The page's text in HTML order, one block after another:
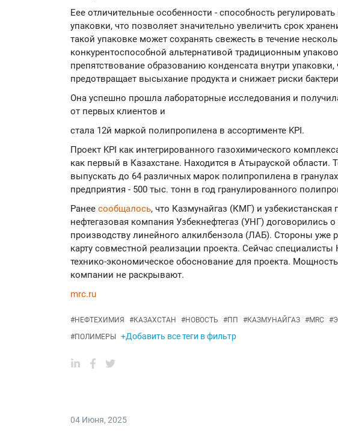
Еее отличительные особенности - способность
упаковки, что позволяет значительно увеличить срок
такой упаковке может сохранять свежесть в течение
конкурентоспособной альтернативой традиционным
препятствование образованию конденсата внутри
предотвращает высыхание продукта и снижает риски
Она успешно прошла лабораторные исследования и
от первых клиентов и
стала 12й маркой полипропилена в ассортименте KPI.
Проект KPI как интегрированного газохимического
как первый в Казахстане. Находится в Атырауской области.
выпускать до 64 различных марок полипропилена в
предприятия - 500 тыс. тонн в год гранулированного
Ранее сообщалось, что Казмунайгаз (КМГ) и узбекистанская
нефтегазовая компания Узбекнефтегаз (УНГ) договорились
производству линейного алкилбензола (ЛАБ). Стороны уже
карту совместной реализации проекта. Сейчас
технико-экономическое обоснование для проекта.
компании не раскрывают.
mrc.ru
#НЕФТЕХИМИЯ #КАЗАХСТАН #НОВОСТЬ #ПП #КАЗМУНАЙГАЗ #MRC #
#ПОЛИМЕРЫ +Добавить все теги в фильтр
04 Июня, 2025